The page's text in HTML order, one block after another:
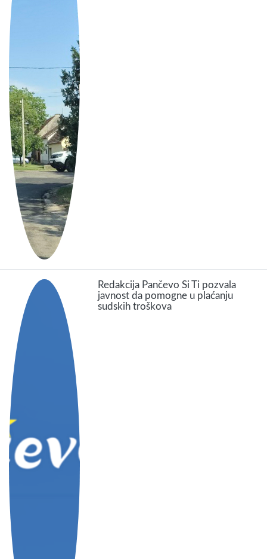
Redakcija Pančevo Si Ti pozvala
javnost da pomogne u plaćanju
sudskih troškova